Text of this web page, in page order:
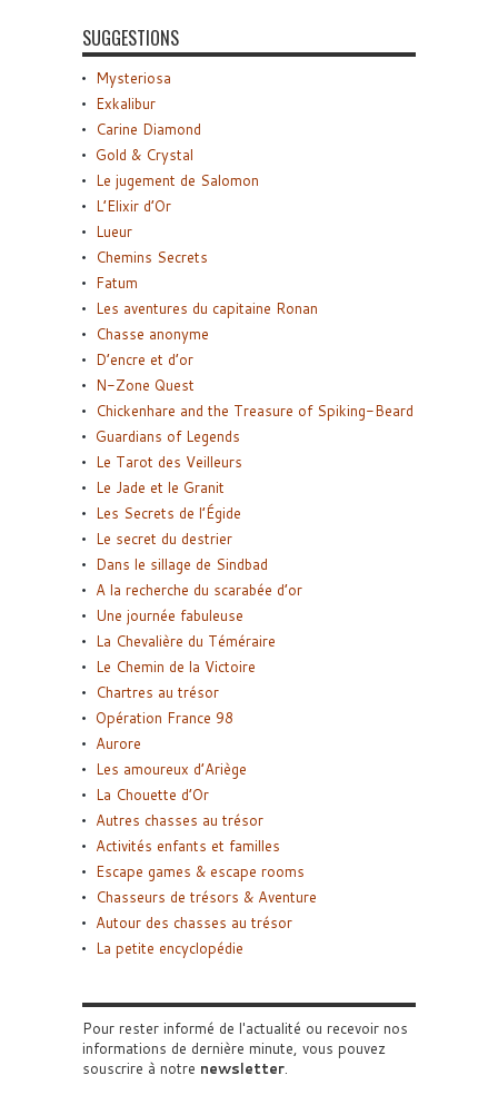
SUGGESTIONS
Mysteriosa
Exkalibur
Carine Diamond
Gold & Crystal
Le jugement de Salomon
L’Elixir d’Or
Lueur
Chemins Secrets
Fatum
Les aventures du capitaine Ronan
Chasse anonyme
D’encre et d’or
N-Zone Quest
Chickenhare and the Treasure of Spiking-Beard
Guardians of Legends
Le Tarot des Veilleurs
Le Jade et le Granit
Les Secrets de l’Égide
Le secret du destrier
Dans le sillage de Sindbad
A la recherche du scarabée d’or
Une journée fabuleuse
La Chevalière du Téméraire
Le Chemin de la Victoire
Chartres au trésor
Opération France 98
Aurore
Les amoureux d’Ariège
La Chouette d’Or
Autres chasses au trésor
Activités enfants et familles
Escape games & escape rooms
Chasseurs de trésors & Aventure
Autour des chasses au trésor
La petite encyclopédie
Pour rester informé de l'actualité ou recevoir nos
informations de dernière minute, vous pouvez
souscrire à notre newsletter.